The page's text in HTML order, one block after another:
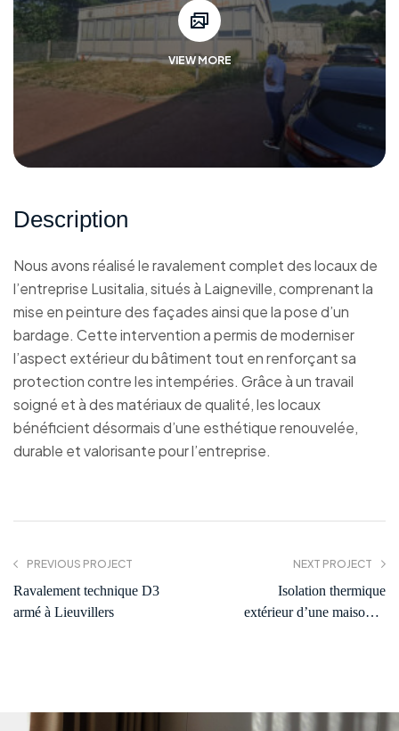
VIEW MORE
Description
Nous avons réalisé le ravalement complet des locaux de
l’entreprise Lusitalia, situés à Laigneville, comprenant la
mise en peinture des façades ainsi que la pose d’un
bardage. Cette intervention a permis de moderniser
l’aspect extérieur du bâtiment tout en renforçant sa
protection contre les intempéries. Grâce à un travail
soigné et à des matériaux de qualité, les locaux
bénéficient désormais d’une esthétique renouvelée,
durable et valorisante pour l’entreprise.
PREVIOUS PROJECT
Ravalement technique D3
armé à Lieuvillers
NEXT PROJECT
Isolation thermique
extérieur d’une maison et